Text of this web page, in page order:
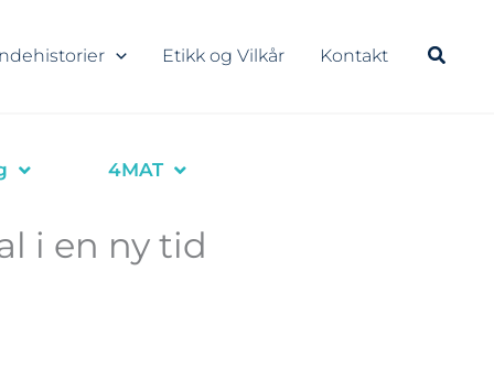
Etikk og Vilkår Kontakt
4MAT
i en ny tid